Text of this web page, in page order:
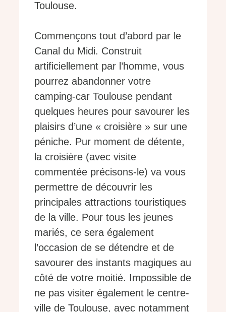
Toulouse.
Commençons tout d’abord par le
Canal du Midi. Construit
artificiellement par l’homme, vous
pourrez abandonner votre
camping-car Toulouse pendant
quelques heures pour savourer les
plaisirs d’une « croisière » sur une
péniche. Pur moment de détente,
la croisière (avec visite
commentée précisons-le) va vous
permettre de découvrir les
principales attractions touristiques
de la ville. Pour tous les jeunes
mariés, ce sera également
l’occasion de se détendre et de
savourer des instants magiques au
côté de votre moitié. Impossible de
ne pas visiter également le centre-
ville de Toulouse, avec notamment